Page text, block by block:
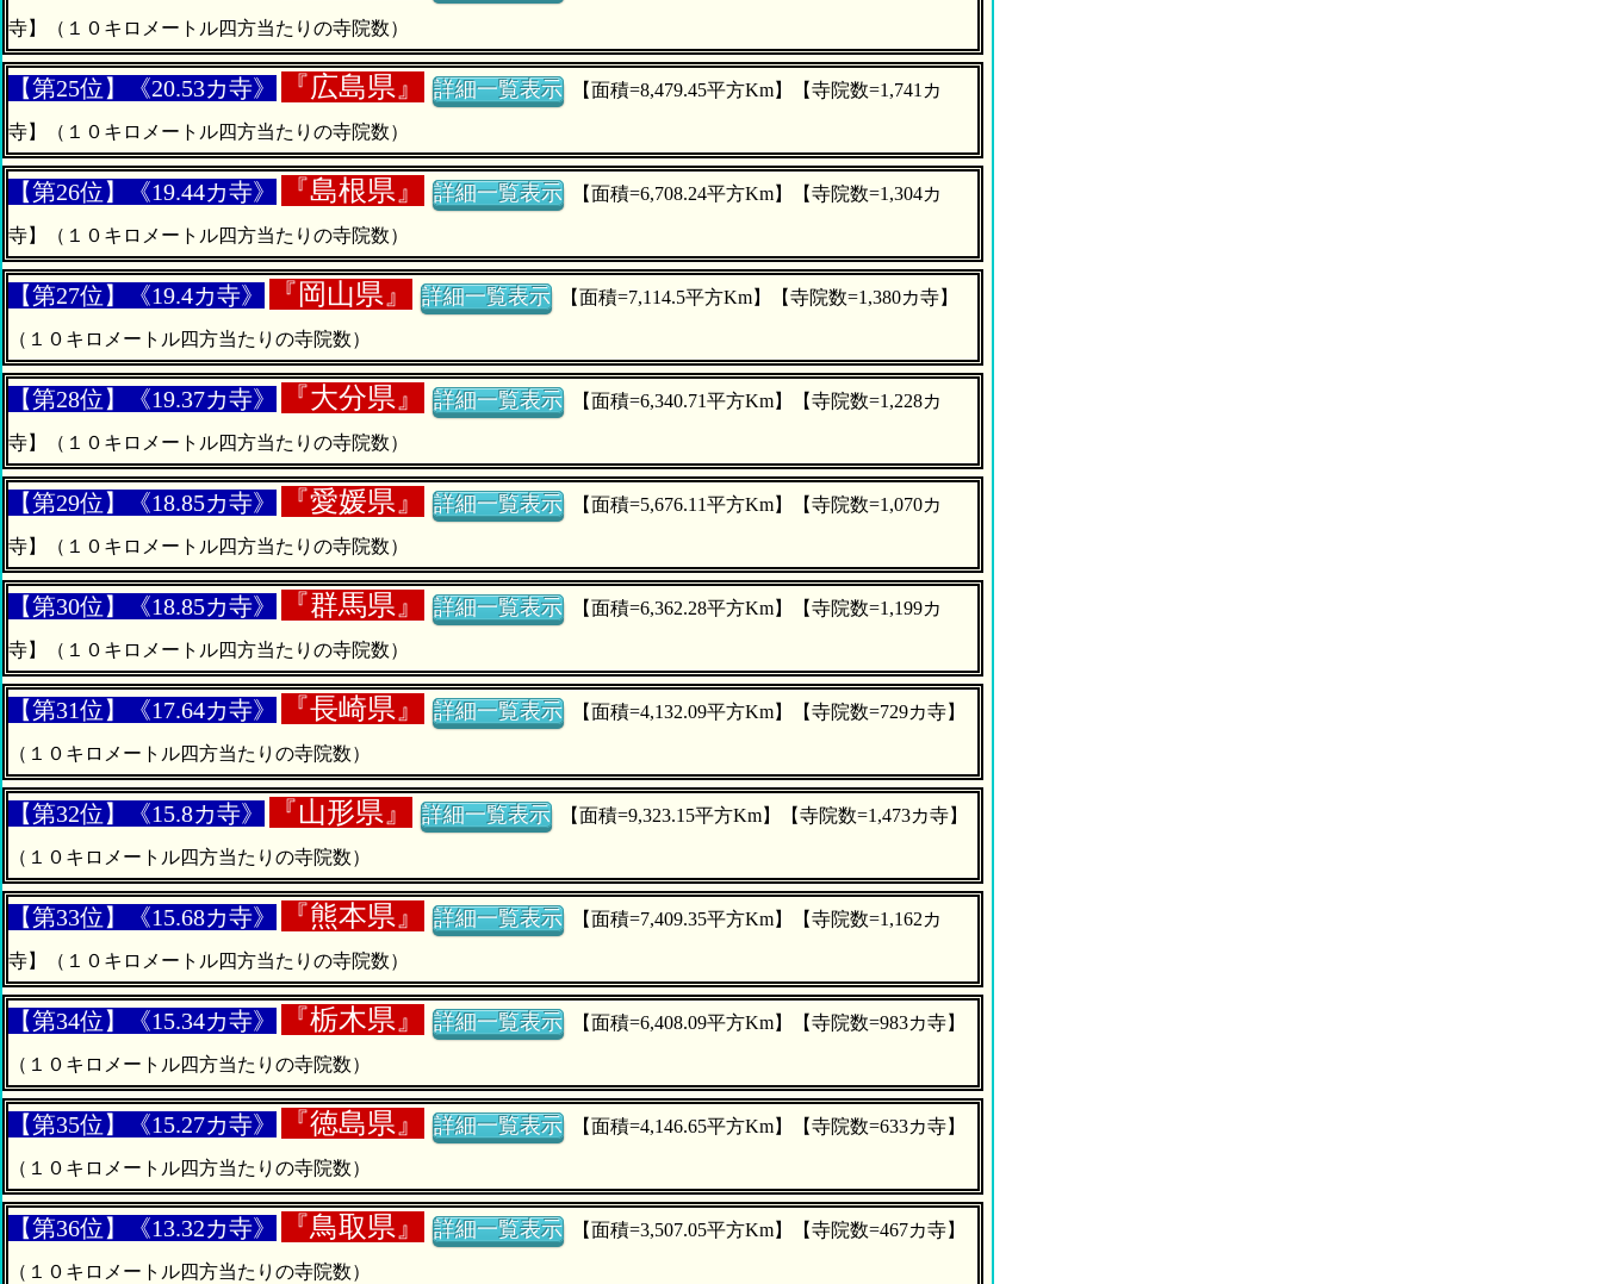
寺】（１０キロメートル四方当たりの寺院数）
【第25位】《20.53カ寺》 『広島県』 詳細一覧表示
寺】（１０キロメートル四方当たりの寺院数）
【第26位】《19.44カ寺》 『島根県』 詳細一覧表示
寺】（１０キロメートル四方当たりの寺院数）
【第27位】《19.4カ寺》 『岡山県』 詳細一覧表示
（１０キロメートル四方当たりの寺院数）
【第28位】《19.37カ寺》 『大分県』 詳細一覧表示
寺】（１０キロメートル四方当たりの寺院数）
【第29位】《18.85カ寺》 『愛媛県』 詳細一覧表示
寺】（１０キロメートル四方当たりの寺院数）
【第30位】《18.85カ寺》 『群馬県』 詳細一覧表示
寺】（１０キロメートル四方当たりの寺院数）
【第31位】《17.64カ寺》 『長崎県』 詳細一覧表示
（１０キロメートル四方当たりの寺院数）
【第32位】《15.8カ寺》 『山形県』 詳細一覧表示
（１０キロメートル四方当たりの寺院数）
【第33位】《15.68カ寺》 『熊本県』 詳細一覧表示
寺】（１０キロメートル四方当たりの寺院数）
【第34位】《15.34カ寺》 『栃木県』 詳細一覧表示
（１０キロメートル四方当たりの寺院数）
【第35位】《15.27カ寺》 『徳島県』 詳細一覧表示
（１０キロメートル四方当たりの寺院数）
【第36位】《13.32カ寺》 『鳥取県』 詳細一覧表示
（１０キロメートル四方当たりの寺院数）